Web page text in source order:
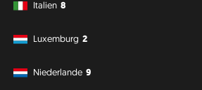
Italien 8
Luxemburg 2
Niederlande 9